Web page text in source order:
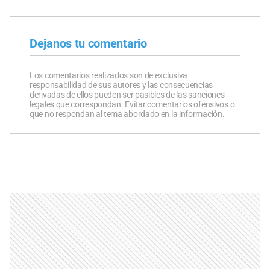
Dejanos tu comentario
Los comentarios realizados son de exclusiva
responsabilidad de sus autores y las consecuencias
derivadas de ellos pueden ser pasibles de las sanciones
legales que correspondan. Evitar comentarios ofensivos o
que no respondan al tema abordado en la información.